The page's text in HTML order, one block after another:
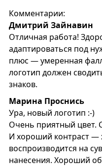
Комментарии:
Дмитрий Зайнавин
Отличная работа!
адаптироваться под
плюс — умеренная
логотип должен
знаков.
Марина Проснись
Ура, новый логотип :-)
Очень приятный цвет.
И хороший контраст —
воспроизводится на
нанесения. Хороший